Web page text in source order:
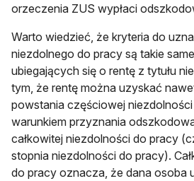
orzeczenia ZUS wypłaci
Warto wiedzieć, że kryteria do
niezdolnego do pracy są takie
ubiegających się o rentę z tytułu
tym, że rentę można uzyskać
powstania częściowej
warunkiem przyznania
całkowitej niezdolności do pracy
stopnia niezdolności do pracy).
do pracy oznacza, że dana osoba